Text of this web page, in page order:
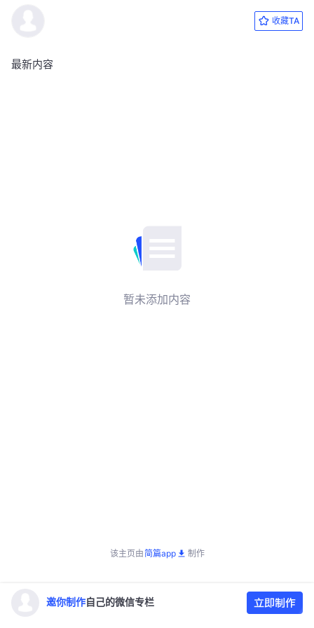
收藏TA
最新内容
暂未添加内容
该主页由简篇app 制作
邀你制作 自己的微信专栏